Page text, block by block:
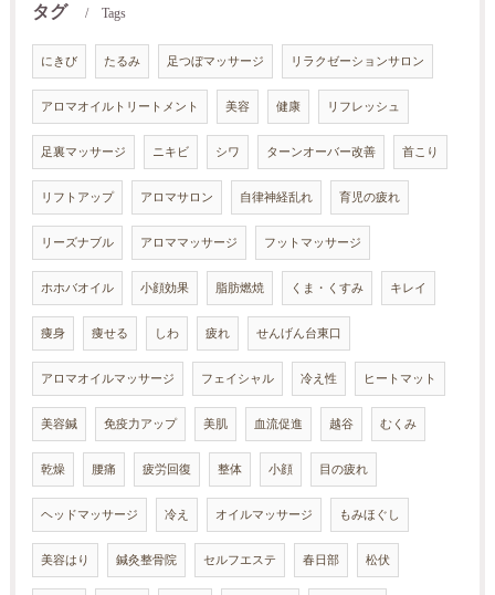
タグ Tags
にきび たるみ 足つぼマッサージ リラクゼーションサロン
アロマオイルトリートメント 美容 健康 リフレッシュ
足裏マッサージ ニキビ シワ ターンオーバー改善 首こり
リフトアップ アロマサロン 自律神経乱れ 育児の疲れ
リーズナブル アロママッサージ フットマッサージ
ホホバオイル 小顔効果 脂肪燃焼 くま・くすみ キレイ
痩身 痩せる しわ 疲れ せんげん台東口
アロマオイルマッサージ フェイシャル 冷え性 ヒートマット
美容鍼 免疫力アップ 美肌 血流促進 越谷 むくみ
乾燥 腰痛 疲労回復 整体 小顔 目の疲れ
ヘッドマッサージ 冷え オイルマッサージ もみほぐし
美容はり 鍼灸整骨院 セルフエステ 春日部 松伏